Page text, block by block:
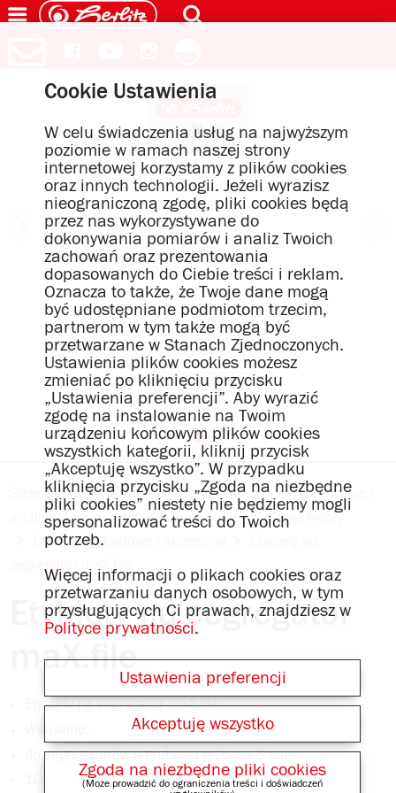
Strona główna Katalog produktów
Porządkowanie i
archiwizacja
Segregatory maX.file
Segregatory
Etykiety grzbietowe i akcesoria
segregator maX.file
Etykiety na segregator
maX.file
Etykiety na segregator maX.file
do segregatorów o grubości grzbietu 8 cm.
Cookie Ustawienia
W celu świadczenia usług na najwyższym
poziomie w ramach naszej strony
internetowej korzystamy z plików cookies
oraz innych technologii. Jeżeli wyrazisz
nieograniczoną zgodę, pliki cookies będą
przez nas wykorzystywane do
dokonywania pomiarów i analiz Twoich
zachowań oraz prezentowania
dopasowanych do Ciebie treści i reklam.
Oznacza to także, że Twoje dane mogą
być udostępniane podmiotom trzecim,
partnerom w tym także mogą być
przetwarzane w Stanach Zjednoczonych.
Ustawienia plików cookies możesz
zmieniać po kliknięciu przycisku
„Ustawienia preferencji”. Aby wyrazić
zgodę na instalowanie na Twoim
urządzeniu końcowym plików cookies
wszystkich kategorii, kliknij przycisk
„Akceptuję wszystko”. W przypadku
kliknięcia przycisku „Zgoda na niezbędne
pliki cookies” niestety nie będziemy mogli
spersonalizować treści do Twoich
potrzeb.
Więcej informacji o plikach cookies oraz
przetwarzaniu danych osobowych, w tym
przysługujących Ci prawach, znajdziesz w
Polityce prywatności.
Ustawienia preferencji
Akceptuję wszystko
Zgoda na niezbędne pliki cookies
(Może prowadzić do ograniczenia treści i doświadczeń